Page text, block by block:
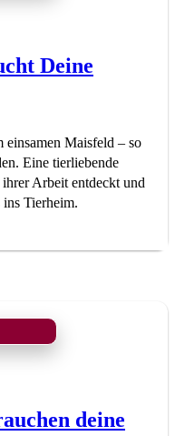
Deine
einsamen Maisfeld – so
Eine tierliebende
Arbeit entdeckt und
ins Tierheim.
deine